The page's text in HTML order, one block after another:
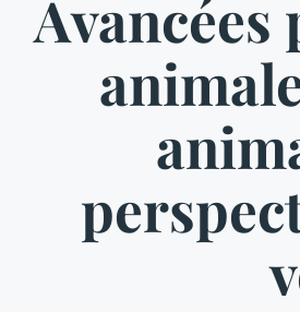
Avancées